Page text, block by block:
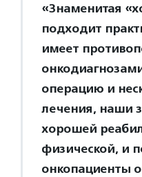
«Знаменитая
подходит
имеет
операцию и
лечения, наши
хорошей
физической, и
онкопациенты